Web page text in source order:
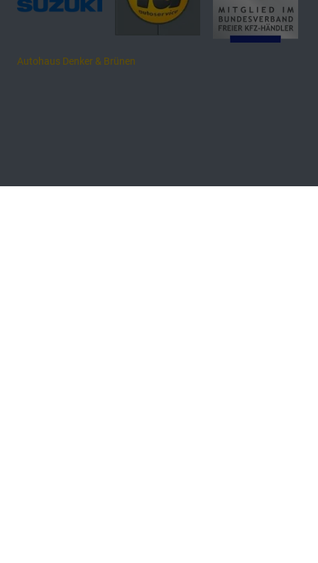
Autohaus Denker & Brünen